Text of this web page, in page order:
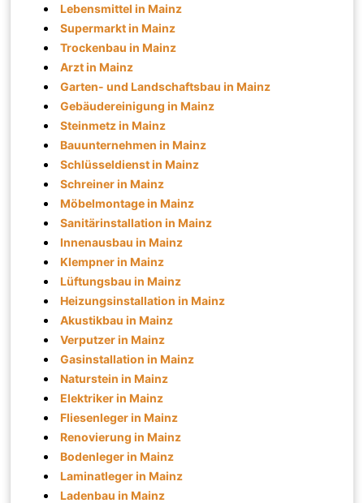
Lebensmittel in Mainz
Supermarkt in Mainz
Trockenbau in Mainz
Arzt in Mainz
Garten- und Landschaftsbau in Mainz
Gebäudereinigung in Mainz
Steinmetz in Mainz
Bauunternehmen in Mainz
Schlüsseldienst in Mainz
Schreiner in Mainz
Möbelmontage in Mainz
Sanitärinstallation in Mainz
Innenausbau in Mainz
Klempner in Mainz
Lüftungsbau in Mainz
Heizungsinstallation in Mainz
Akustikbau in Mainz
Verputzer in Mainz
Gasinstallation in Mainz
Naturstein in Mainz
Elektriker in Mainz
Fliesenleger in Mainz
Renovierung in Mainz
Bodenleger in Mainz
Laminatleger in Mainz
Ladenbau in Mainz